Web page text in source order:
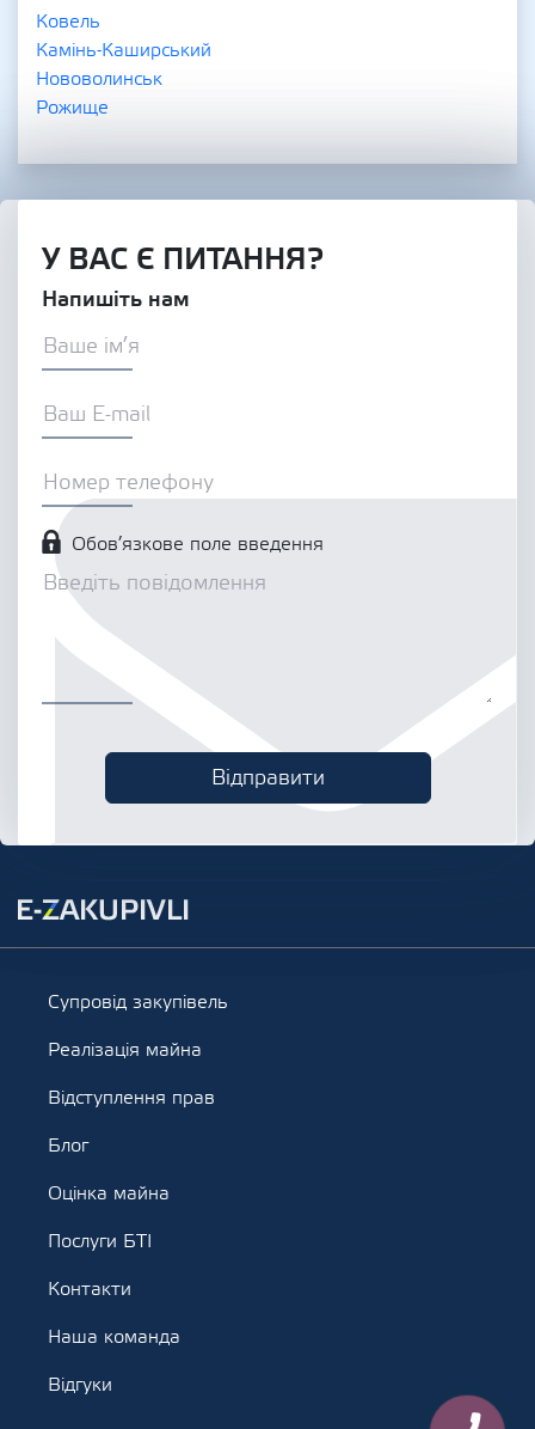
Ковель
Камінь-Каширський
Нововолинськ
Рожище
У ВАС Є ПИТАННЯ?
Напишіть нам
Обов’язкове поле введення
Супровід закупівель
Реалізація майна
Відступлення прав
Блог
Оцінка майна
Послуги БТІ
Контакти
Наша команда
Відгуки